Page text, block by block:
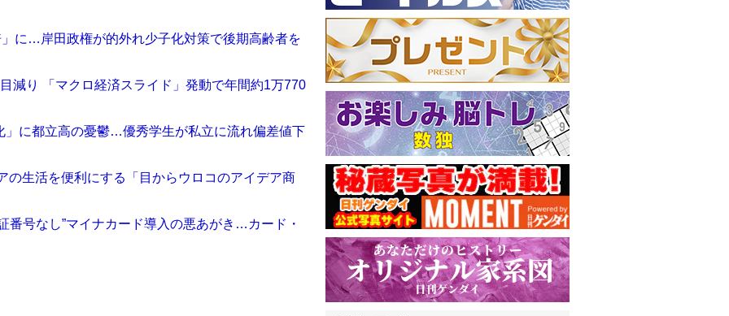
に…岸田政権が的外れ少子化対策で後期高齢者を
減り 「マクロ経済スライド」発動で年間約1万770
」に都立高の憂鬱…優秀学生が私立に流れ偏差値下
の生活を便利にする「目からウロコのアイデア商
番号なし”マイナカード導入の悪あがき…カード・